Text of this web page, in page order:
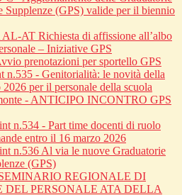
Supplenze (GPS) valide per il biennio
AT Richiesta di affissione all’albo
– Iniziative GPS
prenotazioni per sportello GPS
n.535 - Genitorialità: le novità della
per il personale della scuola
- ANTICIPO INCONTRO GPS
n.534 - Part time docenti di ruolo
entro il 16 marzo 2026
n.536 Al via le nuove Graduatorie
(GPS)
REGIONALE DI
DEL PERSONALE ATA DELLA